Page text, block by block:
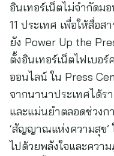
อินเทอร์เน็ตไม่จำกัดม
11 ประเทศ เพื่อให้สื่อส
ยัง Power Up the
ตั้งอินเทอร์เน็ตไฟเบอร์
ออนไลน์ ใน Press
จากนานาประเทศได้ร
และแม่นยำตลอดช่วงก
‘สัญญาณแห่งความสุข’
ไปด้วยพลังใจและควา